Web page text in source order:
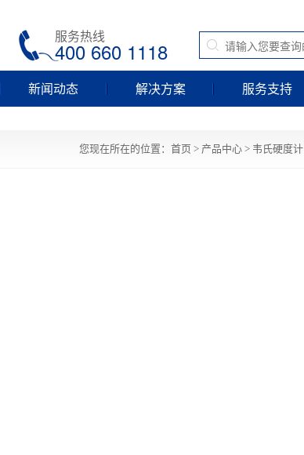
服务热线
400 660 1118
新闻动态 解决方案 服务支持
您现在所在的位置： 首页 > 产品中心 > 韦氏硬度计